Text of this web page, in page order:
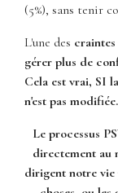
(5%), sans tenir
L'une des
gérer plus de
Cela est vrai, SI
n'est pas modifiée.
Le processus
directement au
dirigent notre vie